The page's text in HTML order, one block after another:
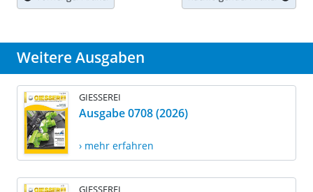
Weitere Ausgaben
GIESSEREI
Ausgabe 0708 (2026)
› mehr erfahren
GIESSEREI